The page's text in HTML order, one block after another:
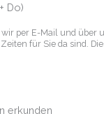
Do)
wir per E-Mail und über
für Sie da sind.
erkunden